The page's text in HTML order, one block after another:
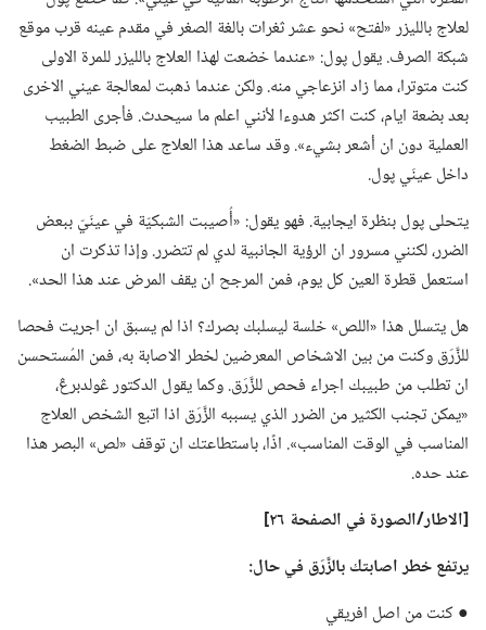
لعلاج بالليزر «لفتح» نحو عشر ثغرات بالغة الصغر في مقدم عينه قرب موقع
شبكة الصرف.‏ يقول پول:‏ «عندما خضعت لهذا العلاج بالليزر للمرة الاولى
كنت متوترا،‏ مما زاد انزعاجي منه.‏ ولكن عندما ذهبت لمعالجة عيني الاخرى
بعد بضعة ايام،‏ كنت اكثر هدوءا لأنني اعلم ما سيحدث.‏ فأجرى الطبيب
العملية دون ان أشعر بشيء».‏ وقد ساعد هذا العلاج على ضبط الضغط
داخل عينَي پول.‏
يتحلى پول بنظرة ايجابية.‏ فهو يقول:‏ «أُصيبت الشبكيّة في عينَيّ ببعض
الضرر،‏ لكنني مسرور ان الرؤية الجانبية لدي لم تتضرر.‏ وإذا تذكرت ان
استعمل قطرة العين كل يوم،‏ فمن المرجح ان يقف المرض عند هذا الحد».‏
هل يتسلل هذا «اللص» خلسة ليسلبك بصرك؟‏ اذا لم يسبق ان اجريت فحصا
للزَّرَق وكنت من بين الاشخاص المعرضين لخطر الاصابة به،‏ فمن المُستحسن
ان تطلب من طبيبك اجراء فحص للزَّرَق.‏ وكما يقول الدكتور ڠولدبرڠ،‏
«يمكن تجنب الكثير من الضرر الذي يسببه الزَّرَق اذا اتبع الشخص العلاج
المناسب في الوقت المناسب».‏ اذًا،‏ باستطاعتك ان توقف «لص» البصر هذا
عند حده.‏
‏[الاطار/‏الصورة في الصفحة ٢٦]‏
يرتفع خطر اصابتك بالزَّرَق فيحال:‏
● كنت من اصل افريقي